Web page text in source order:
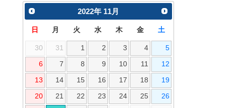
2022年 11月
日 月 火 水 木 金 土
30 31 1 2 3 4 5
6 7 8 9 10 11 12
13 14 15 16 17 18 19
20 21 22 23 24 25 26